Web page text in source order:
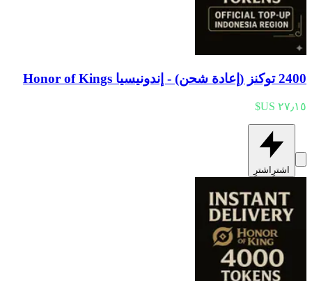
2400 توكنز (إعادة شحن) - إندونيسيا Honor of Kings
اشترِ اشترِ